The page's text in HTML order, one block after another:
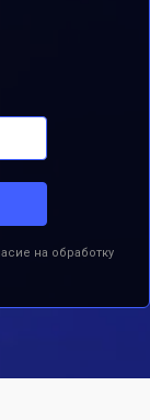
на обработку